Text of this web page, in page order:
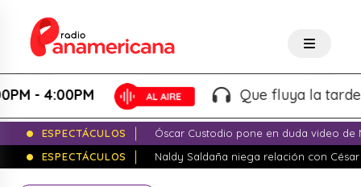
Que fluya la tarde! -
ESPECTÁCULOS
Óscar Custodio pone en duda video de
ESPECTÁCULOS
Naldy Saldaña niega relación con